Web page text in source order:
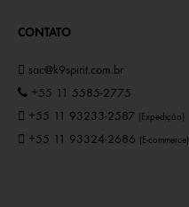
CONTATO
sac@k9spirit.com.br
+55 11 5585-2775
+55 11 93233-2587 (Expedição)
+55 11 93324-2686 (E-commerce)